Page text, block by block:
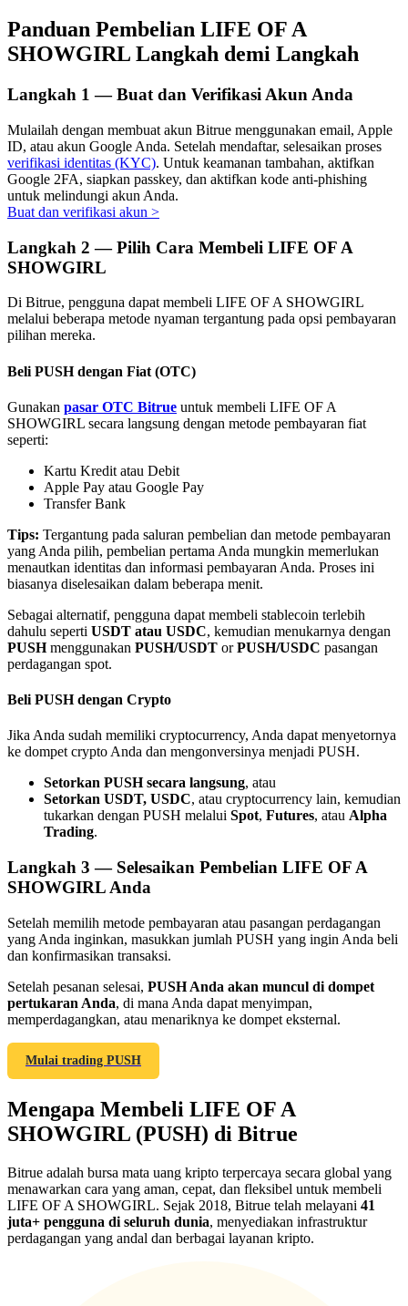
Pelajari Staking
Pelajari tentang mendapatkan penghasilan pasif
Bitrue
AI
Mitra Bitrue
Afiliasi Bitrue
Hingga 65% Komisi!
Referensi
Undang teman untuk mendapatkan imbalan tunai
Deposit CASHCAT & Win
Deposit CASHCAT & Win
Share 500000 CASHCAT prize pool
Exclusive for BitMart Users
Register & Trade to Win 500,000 USDT
Precious Metals Trading Carnival
Panduan Pembelian LIFE OF A
SHOWGIRL Langkah demi Langkah
Langkah 1 —Buat dan Verifikasi Akun Anda
Mulailah dengan membuat akun Bitrue menggunakan email, Apple
ID, atau akun Google Anda. Setelah mendaftar, selesaikan proses
verifikasi identitas (KYC). Untuk keamanan tambahan, aktifkan
Google 2FA, siapkan passkey, dan aktifkan kode anti-phishing
untuk melindungi akun Anda.
Buat dan verifikasi akun >
Langkah 2 — Pilih Cara Membeli LIFE OF A
SHOWGIRL
Di Bitrue, pengguna dapat membeli LIFE OF A SHOWGIRL
melalui beberapa metode nyaman tergantung pada opsi pembayaran
pilihan mereka.
Beli PUSH dengan Fiat (OTC)
Gunakan pasar OTC Bitrue untuk membeli LIFE OF A
SHOWGIRL secara langsung dengan metode pembayaran fiat
seperti:
Kartu Kredit atau Debit
Apple Pay atau Google Pay
Transfer Bank
Tips: Tergantung pada saluran pembelian dan metode pembayaran
yang Anda pilih, pembelian pertama Anda mungkin memerlukan
menautkan identitas dan informasi pembayaran Anda. Proses ini
biasanya diselesaikan dalam beberapa menit.
Sebagai alternatif, pengguna dapat membeli stablecoin terlebih
dahulu seperti USDT atau USDC, kemudian menukarnya dengan
PUSHmenggunakan PUSH/USDT orPUSH/USDC pasangan
perdagangan spot.
Beli PUSH dengan Crypto
Jika Anda sudah memiliki cryptocurrency, Anda dapat menyetornya
ke dompet crypto Anda dan mengonversinya menjadi PUSH.
Setorkan PUSH secara langsung, atau
Setorkan USDT, USDC, atau cryptocurrency lain, kemudian
tukarkan dengan PUSH melalui Spot, Futures, atau Alpha
Trading.
Langkah 3 — Selesaikan Pembelian LIFE OF A
SHOWGIRL Anda
Setelah memilih metode pembayaran atau pasangan perdagangan
yang Anda inginkan, masukkan jumlah PUSH yang ingin Anda beli
dan konfirmasikan transaksi.
Setelah pesanan selesai, PUSH Anda akan muncul di dompet
pertukaran Anda, di mana Anda dapat menyimpan,
memperdagangkan, atau menariknya ke dompet eksternal.
Mulai trading PUSH
Mengapa Membeli LIFE OF A
SHOWGIRL (PUSH) di Bitrue
Bitrue adalah bursa mata uang kripto terpercaya secara global yang
menawarkan cara yang aman, cepat, dan fleksibel untuk membeli
LIFE OF A SHOWGIRL. Sejak 2018, Bitrue telah melayani 41
juta+ pengguna di seluruh dunia, menyediakan infrastruktur
perdagangan yang andal dan berbagai layanan kripto.